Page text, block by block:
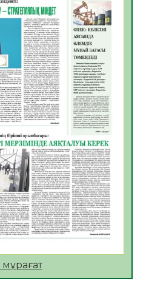
56
54
мәлімет
56
облысы полиция
астам
қамтамасыз етті
65
ҰРПАҚ –
АТТЫ КЕҢЕЙТІЛГЕН
66
көшуге ең
мұрағат